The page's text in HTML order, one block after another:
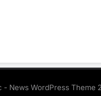
- News WordPress Theme